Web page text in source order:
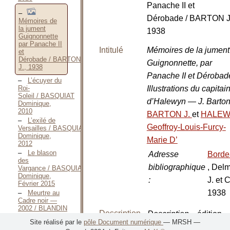
Mémoires de
la jument
Guignonnette
par Panache II
et
Dérobade / BARTON
J., 1938
L’écuyer du
Roi-
Soleil / BASQUIAT
Dominique,
2010
L’exilé de
Versailles / BASQUIAT
Dominique,
2012
Le blason
des
Vargance / BASQUIAT
Dominique,
Février 2015
Meurtre au
Cadre noir —
2002 / BLANDIN
Meurtre au
Panache II et
Dérobade / BARTON
1938
Intitulé
Mémoires de la jument
Guignonnette, par
Panache II et
Illustrations du
d’Halewyn — J.
BARTON J. et
Geoffroy-Louis-Furcy-
Marie D’
Adresse
bibliographique
:
,
J. et
1938
Description
matérielle
Description
physique:
édition
Site réalisé par le pôle Document numérique — MRSH —